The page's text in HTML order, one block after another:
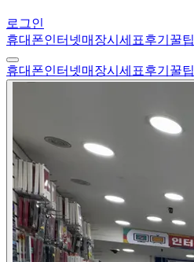
로그인
휴대폰인터넷매장시세표후기 꿀팁
휴대폰인터넷매장시세표후기 꿀팁